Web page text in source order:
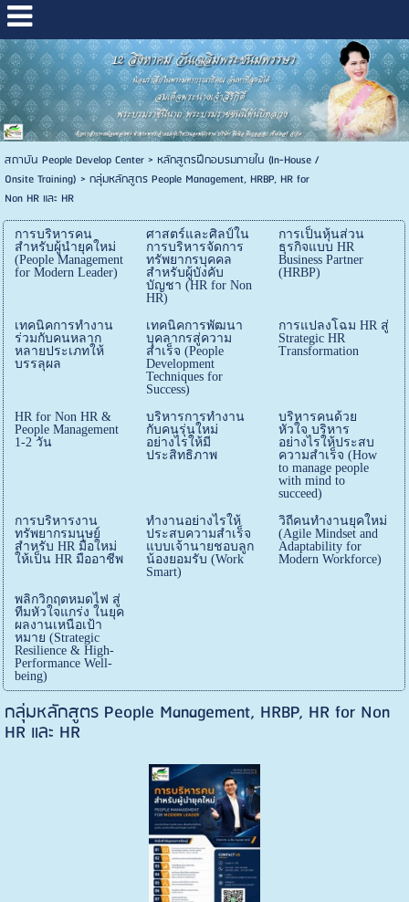
สถาบัน People Develop Center> หลักสูตรฝึกอบรมภายใน (In-House /
Onsite Training) > กลุ่มหลักสูตร People Management, HRBP, HR for
Non HR และ HR
การบริหารคน
สำหรับผู้นำยุคใหม่
(People Management
for Modern Leader)
ศาสตร์และศิลป์ใน
การบริหารจัดการ
ทรัพยากรบุคคล
สำหรับผู้บังคับ
บัญชา (HR for Non
HR)
การเป็นหุ้นส่วน
ธุรกิจแบบ HR
Business Partner
(HRBP)
เทคนิคการทำงาน
ร่วมกับคนหลาก
หลายประเภทให้
บรรลุผล
เทคนิคการพัฒนา
บุคลากรสู่ความ
สำเร็จ (People
Development
Techniques for
Success)
การแปลงโฉม HR สู่
Strategic HR
Transformation
HR for Non HR &
People Management
1-2 วัน
บริหารการทำงาน
กับคนรุ่นใหม่
อย่างไรให้มี
ประสิทธิภาพ
บริหารคนด้วย
หัวใจ บริหาร
อย่างไรให้ประสบ
ความสำเร็จ (How
to manage people
with mind to
succeed)
การบริหารงาน
ทรัพยากรมนุษย์
สำหรับ HR มือใหม่
ให้เป็น HR มืออาชีพ
ทำงานอย่างไรให้
ประสบความสำเร็จ
แบบเจ้านายชอบลูก
น้องยอมรับ (Work
Smart)
วิถีคนทำงานยุคใหม่
(Agile Mindset and
Adaptability for
Modern Workforce)
พลิกวิกฤตหมดไฟ สู่
ทีมหัวใจแกร่ง ในยุค
ผลงานเหนือเป้า
หมาย (Strategic
Resilience & High-
Performance Well-
being)
กลุ่มหลักสูตร People Management, HRBP, HR for Non
HR และ HR